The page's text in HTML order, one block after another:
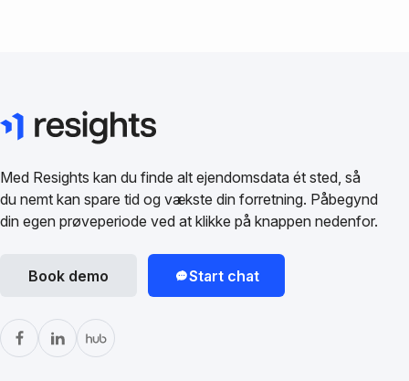
Med Resights kan du finde alt ejendomsdata ét sted, så
du nemt kan spare tid og vækste din forretning. Påbegynd
din egen prøveperiode ved at klikke på knappen nedenfor.
Book demo Start chat